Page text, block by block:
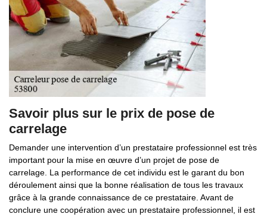
Savoir plus sur le prix de pose de
carrelage
Demander une intervention d’un prestataire professionnel est très
important pour la mise en œuvre d’un projet de pose de
carrelage. La performance de cet individu est le garant du bon
déroulement ainsi que la bonne réalisation de tous les travaux
grâce à la grande connaissance de ce prestataire. Avant de
conclure une coopération avec un prestataire professionnel, il est